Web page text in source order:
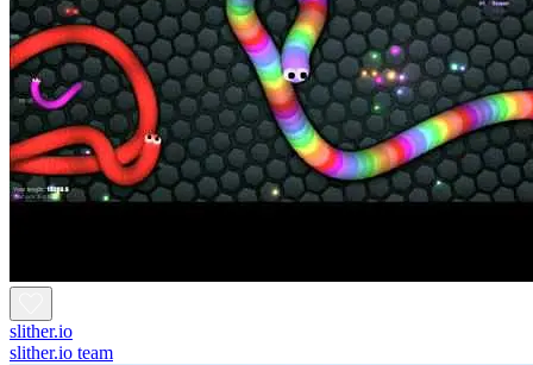
slither.io
slither.io team